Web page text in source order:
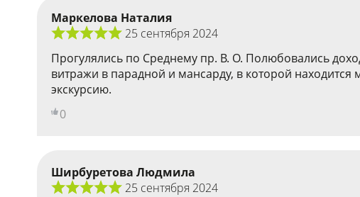
Маркелова Наталия
25 сентября 2024
Прогулялись по Среднему пр. В. О. Полюбовались
витражи в парадной и мансарду, в которой
экскурсию.
0
Ширбуретова Людмила
25 сентября 2024